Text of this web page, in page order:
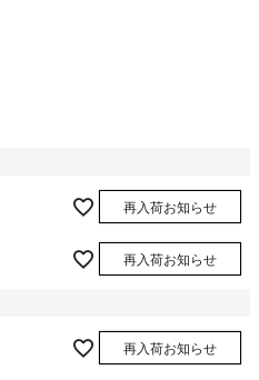
再入荷お知らせ
再入荷お知らせ
再入荷お知らせ